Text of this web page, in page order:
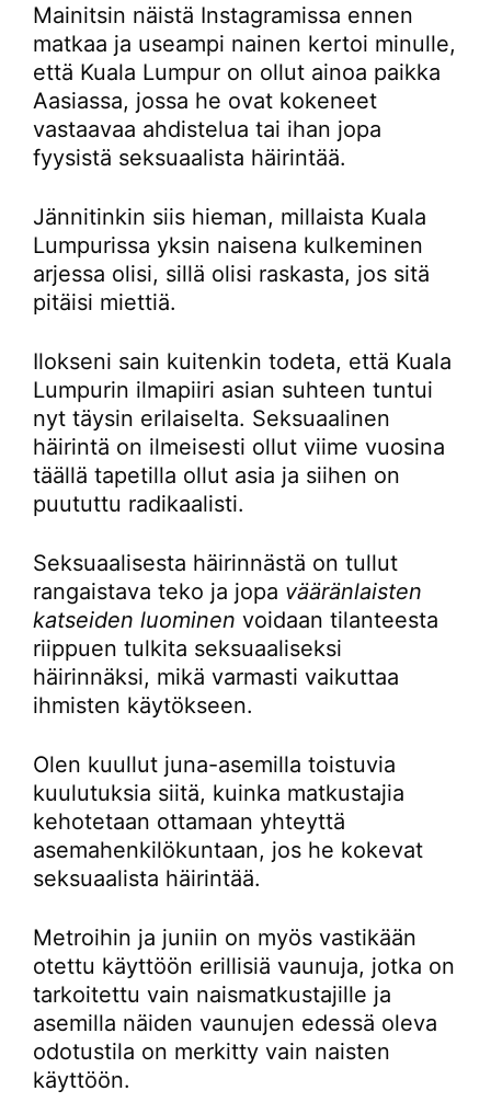
Mainitsin näistä Instagramissa ennen
matkaa ja useampi nainen kertoi minulle,
että Kuala Lumpur on ollut ainoa paikka
Aasiassa, jossa he ovat kokeneet
vastaavaa ahdistelua tai ihan jopa
fyysistä seksuaalista häirintää.
Jännitinkin siis hieman, millaista Kuala
Lumpurissa yksin naisena kulkeminen
arjessa olisi, sillä olisi raskasta, jos sitä
pitäisi miettiä.
Ilokseni sain kuitenkin todeta, että Kuala
Lumpurin ilmapiiri asian suhteen tuntui
nyt täysin erilaiselta. Seksuaalinen
häirintä on ilmeisesti ollut viime vuosina
täällä tapetilla ollut asia ja siihen on
puututtu radikaalisti.
Seksuaalisesta häirinnästä on tullut
rangaistava teko ja jopa vääränlaisten
katseiden luominen voidaan tilanteesta
riippuen tulkita seksuaaliseksi
häirinnäksi, mikä varmasti vaikuttaa
ihmisten käytökseen.
Olen kuullut juna-asemilla toistuvia
kuulutuksia siitä, kuinka matkustajia
kehotetaan ottamaan yhteyttä
asemahenkilökuntaan, jos he kokevat
seksuaalista häirintää.
Metroihin ja juniin on myös vastikään
otettu käyttöön erillisiä vaunuja, jotka on
tarkoitettu vain naismatkustajille ja
asemilla näiden vaunujen edessä oleva
odotustila on merkitty vain naisten
käyttöön.